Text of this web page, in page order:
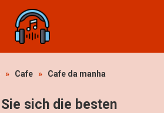
» Cafe » Cafe da manha
Sie sich die besten